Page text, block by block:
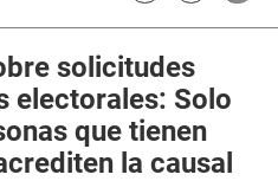
solicitudes
electorales: Solo
que tienen
la causal